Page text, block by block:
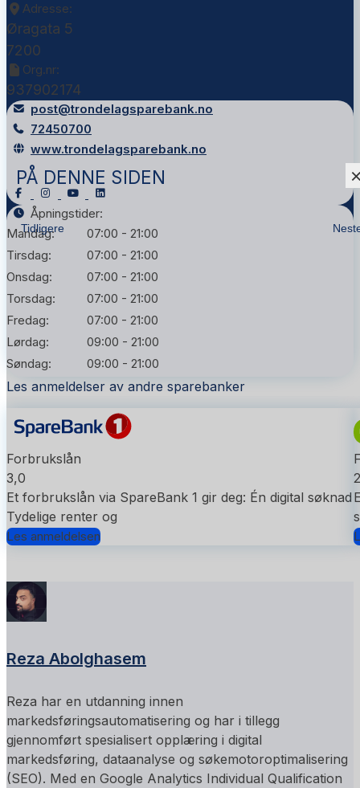
PÅ DENNE SIDEN
Tidligere
Adresse:
Øragata 5
7200
Org.nr:
937902174
post@trondelagsparebank.no
72450700
www.trondelagsparebank.no
Åpningstider:
Mandag:
07:00 - 21:00
Tirsdag:
07:00 - 21:00
Onsdag:
07:00 - 21:00
Torsdag:
07:00 - 21:00
Fredag:
07:00 - 21:00
Lørdag:
09:00 - 21:00
Søndag:
09:00 - 21:00
Les anmeldelser av andre sparebanker
Forbrukslån
3,0
Et forbrukslån via SpareBank 1 gir deg: Én digital søknad
Tydelige renter og
Les anmeldelsen
Reza Abolghasem
Reza har en utdanning innen
markedsføringsautomatisering og har i tillegg
gjennomført spesialisert opplæring i digital
markedsføring, dataanalyse og søkemotoroptimalisering
(SEO). Med en Google Analytics Individual Qualification